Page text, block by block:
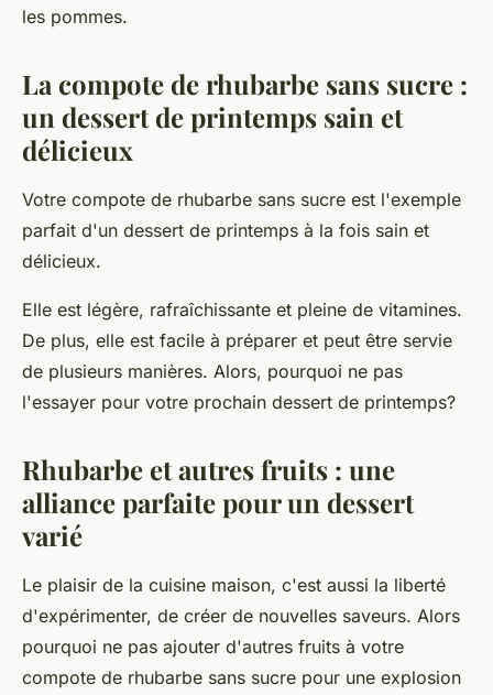
les pommes.
La compote de rhubarbe sans sucre :
un dessert de printemps sain et
délicieux
Votre compote de rhubarbe sans sucre est l'exemple
parfait d'un dessert de printemps à la fois sain et
délicieux.
Elle est légère, rafraîchissante et pleine de vitamines.
De plus, elle est facile à préparer et peut être servie
de plusieurs manières. Alors, pourquoi ne pas
l'essayer pour votre prochain dessert de printemps?
Rhubarbe et autres fruits : une
alliance parfaite pour un dessert
varié
Le plaisir de la cuisine maison, c'est aussi la liberté
d'expérimenter, de créer de nouvelles saveurs. Alors
pourquoi ne pas ajouter d'autres fruits à votre
compote de rhubarbe sans sucre pour une explosion